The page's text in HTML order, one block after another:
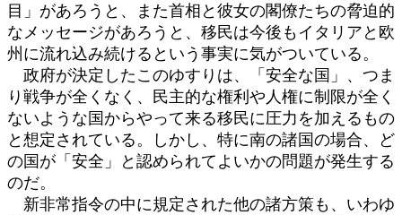
目」があろうと、また首相と彼女の閣僚たちの脅迫的
なメッセージがあろうと、移民は今後もイタリアと欧
州に流れ込み続けるという事実に気がついている。
政府が決定したこのゆすりは、「安全な国」、つま
り戦争が全くなく、民主的な権利や人権に制限が全く
ないような国からやって来る移民に圧力を加えるもの
と想定されている。しかし、特に南の諸国の場合、ど
の国が「安全」と認められてよいかの問題が発生する
のだ。
新非常指令の中に規定された他の諸方策も、いわゆ